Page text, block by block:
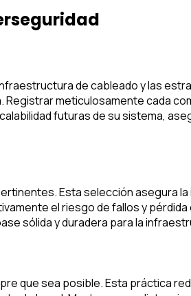
de cableado y las
meticulosamente cada
futuras de su sistema,
Esta selección asegura
el riesgo de fallos y
sólida y duradera para la
que sea posible. Esta práctica